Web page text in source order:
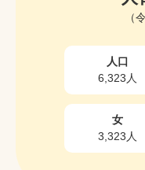
（
人口
6,323人
女
3,323人